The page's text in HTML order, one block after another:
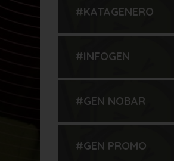
#KATAGENERO
#INFOGEN
#GEN NOBAR
#GEN PROMO